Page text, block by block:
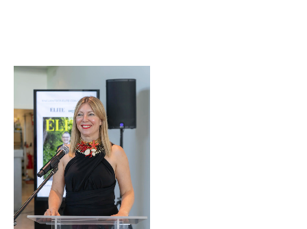
Sin leyenda